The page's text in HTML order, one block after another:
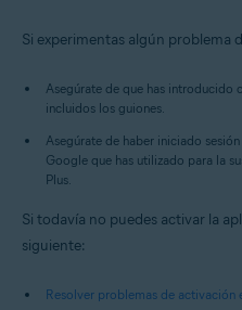
Si experimentas algún problema
Asegúrate de que has introducido
incluidos los guiones.
Asegúrate de haber iniciado
Google que has utilizado para la
Plus.
Si todavía no puedes activar la
siguiente:
Resolver problemas de activación